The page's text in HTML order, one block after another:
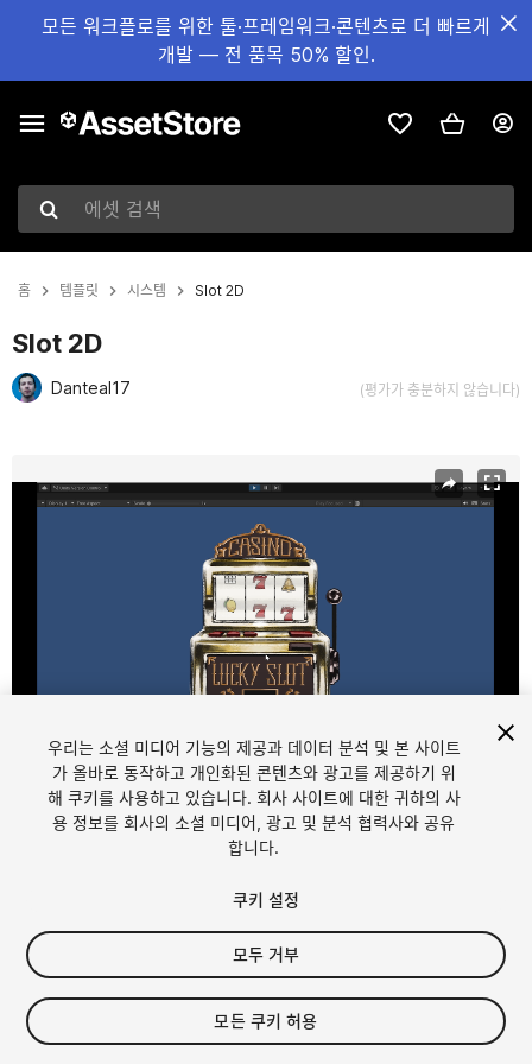
모든 워크플로를 위한 툴·프레임워크·콘텐츠로 더 빠르게
개발 — 전 품목 50% 할인.
에셋 검색
홈 템플릿 시스템 Slot 2D
Slot 2D
Danteal17 (평가가 충분하지 않습니다)
1/4
$4.99
세금/부가세는 결제 시 반영됩니다.
우리는 소셜 미디어 기능의 제공과 데이터 분석 및 본 사이트
가 올바로 동작하고 개인화된 콘텐츠와 광고를 제공하기 위
해 쿠키를 사용하고 있습니다. 회사 사이트에 대한 귀하의 사
용 정보를 회사의 소셜 미디어, 광고 및 분석 협력사와 공유
합니다.
쿠키 설정
모두 거부
모든 쿠키 허용